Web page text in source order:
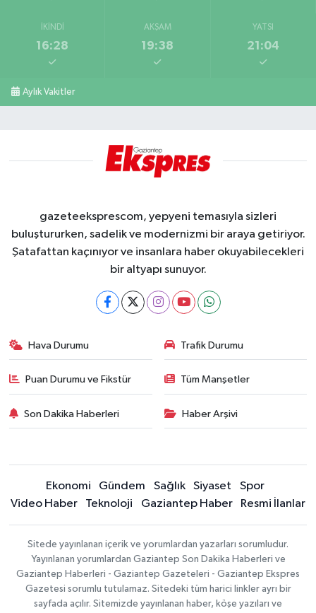
İKINDI
16:28
AKŞAM
19:38
YATSI
21:04
Aylık Vakitler
gazeteeksprescom, yepyeni temasıyla sizleri
buluştururken, sadelik ve modernizmi bir araya getiriyor.
Şatafattan kaçınıyor ve insanlara haber okuyabilecekleri
bir altyapı sunuyor.
Hava Durumu Trafik Durumu
Puan Durumu ve Fikstür Tüm Manşetler
Son Dakika Haberleri Haber Arşivi
Ekonomi Gündem Sağlık Siyaset
Spor
Video Haber
Teknoloji Gaziantep Haber Resmi İlanlar
Sitede yayınlanan içerik ve yorumlardan yazarları sorumludur.
Yayınlanan yorumlardan Gaziantep Son Dakika Haberleri ve
Gaziantep Haberleri - Gaziantep Gazeteleri - Gaziantep Ekspres
Gazetesi sorumlu tutulamaz. Sitedeki tüm harici linkler ayrı bir
sayfada açılır. Sitemizde yayınlanan haber, köşe yazıları ve